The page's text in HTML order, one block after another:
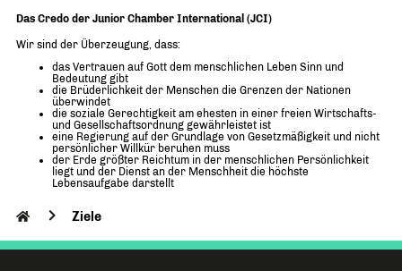
Das Credo der Junior Chamber International (JCI)
Wir sind der Überzeugung, dass:
das Vertrauen auf Gott dem menschlichen Leben Sinn und
Bedeutung gibt
die Brüderlichkeit der Menschen die Grenzen der Nationen
überwindet
die soziale Gerechtigkeit am ehesten in einer freien Wirtschafts-
und Gesellschaftsordnung gewährleistet ist
eine Regierung auf der Grundlage von Gesetzmäßigkeit und nicht
persönlicher Willkür beruhen muss
der Erde größter Reichtum in der menschlichen Persönlichkeit
liegt und der Dienst an der Menschheit die höchste
Lebensaufgabe darstellt
Ziele